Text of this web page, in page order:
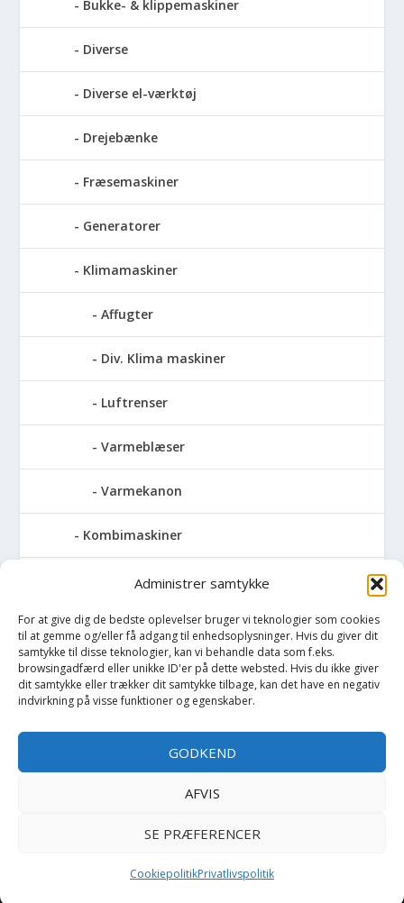
Administrer samtykke
For at give dig de bedste oplevelser bruger vi teknologier som cookies
til at gemme og/eller få adgang til enhedsoplysninger. Hvis du giver dit
samtykke til disse teknologier, kan vi behandle data som f.eks.
browsingadfærd eller unikke ID'er på dette websted. Hvis du ikke giver
dit samtykke eller trækker dit samtykke tilbage, kan det have en negativ
indvirkning på visse funktioner og egenskaber.
GODKEND
AFVIS
SE PRÆFERENCER
CookiepolitikPrivatlivspolitik
Bukke- & klippemaskiner
Diverse
Diverse el-værktøj
Drejebænke
Fræsemaskiner
Generatorer
Klimamaskiner
Affugter
Div. Klima maskiner
Luftrenser
Varmeblæser
Varmekanon
Kombimaskiner
Kompressor
Pressemaskiner
Save
Søjlebore- & bænkboremaskiner
Copyright BilligtByg.dk -Cookie politik-Privatlivspolitik